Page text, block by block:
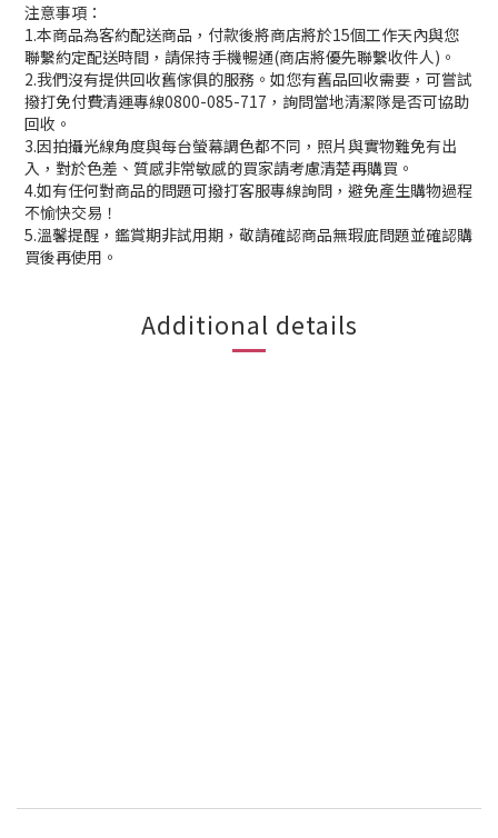
注意事項：
1.本商品為客約配送商品，付款後將商店將於15個工作天內與您
聯繫約定配送時間，請保持手機暢通(商店將優先聯繫收件人)。
2.我們沒有提供回收舊傢俱的服務。如您有舊品回收需要，可嘗試
撥打免付費清運專線0800-085-717，詢問當地清潔隊是否可協助
回收。
3.因拍攝光線角度與每台螢幕調色都不同，照片與實物難免有出
入，對於色差、質感非常敏感的買家請考慮清楚再購買。
4.如有任何對商品的問題可撥打客服專線詢問，避免產生購物過程
不愉快交易！
5.溫馨提醒，鑑賞期非試用期，敬請確認商品無瑕庛問題並確認購
買後再使用。
Additional details